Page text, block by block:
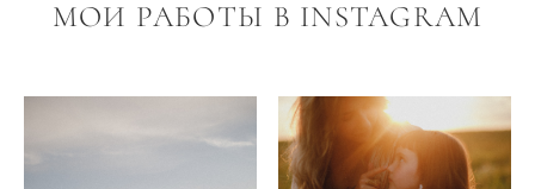
МОИ РАБОТЫ В INSTAGRAM